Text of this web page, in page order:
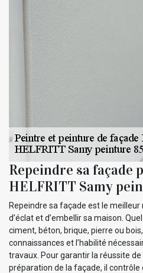
Repeindre sa façade
HELFRITT Samy
Repeindre sa façade est le
d’éclat et d’embellir sa maison.
ciment, béton, brique, pierre ou
connaissances et l’habilité
travaux. Pour garantir la réussite de
préparation de la façade, il contrôle